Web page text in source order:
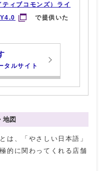
ィブコモンズ）ライ
で提供いた
タルサイト
地図
は、「やさしい日本語」
的に関わってくれる店舗